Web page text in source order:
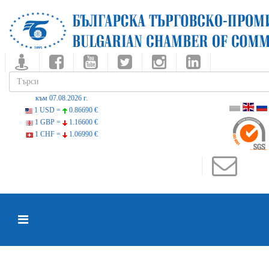
към 07.08.2026 г.
1 USD =
0.86690 €
1 GBP =
1.16600 €
1 CHF =
1.06990 €